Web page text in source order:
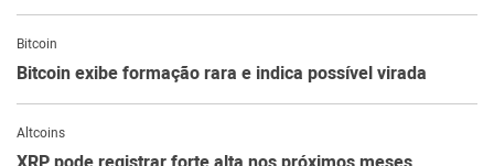
Bitcoin
Bitcoin exibe formação rara e indica possível virada
Altcoins